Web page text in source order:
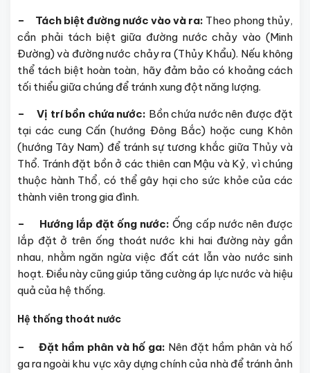
– Tách biệt đường nước vào và ra: Theo phong thủy,
cần phải tách biệt giữa đường nước chảy vào (Minh
Đường) và đường nước chảy ra (Thủy Khẩu). Nếu không
thể tách biệt hoàn toàn, hãy đảm bảo có khoảng cách
tối thiểu giữa chúng để tránh xung đột năng lượng.
– Vị trí bồn chứa nước: Bồn chứa nước nên được đặt
tại các cung Cấn (hướng Đông Bắc) hoặc cung Khôn
(hướng Tây Nam) để tránh sự tương khắc giữa Thủy và
Thổ. Tránh đặt bồn ở các thiên can Mậu và Kỷ, vì chúng
thuộc hành Thổ, có thể gây hại cho sức khỏe của các
thành viên trong gia đình.
– Hướng lắp đặt ống nước: Ống cấp nước nên được
lắp đặt ở trên ống thoát nước khi hai đường này gần
nhau, nhằm ngăn ngừa việc đất cát lẫn vào nước sinh
hoạt. Điều này cũng giúp tăng cường áp lực nước và hiệu
quả của hệ thống.
Hệ thống thoát nước
– Đặt hầm phân và hố ga: Nên đặt hầm phân và hố
ga ra ngoài khu vực xây dựng chính của nhà để tránh ảnh